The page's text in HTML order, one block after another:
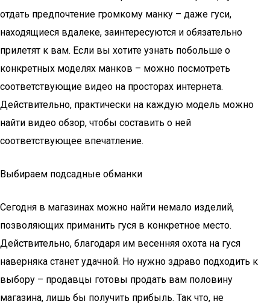
отдать предпочтение громкому манку – даже гуси,
находящиеся вдалеке, заинтересуются и обязательно
прилетят к вам. Если вы хотите узнать побольше о
конкретных моделях манков – можно посмотреть
соответствующие видео на просторах интернета.
Действительно, практически на каждую модель можно
найти видео обзор, чтобы составить о ней
соответствующее впечатление.
Выбираем подсадные обманки
Сегодня в магазинах можно найти немало изделий,
позволяющих приманить гуся в конкретное место.
Действительно, благодаря им весенняя охота на гуся
наверняка станет удачной. Но нужно здраво подходить к
выбору – продавцы готовы продать вам половину
магазина, лишь бы получить прибыль. Так что, не